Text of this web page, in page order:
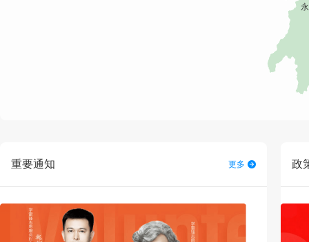
重要通知 更多 政